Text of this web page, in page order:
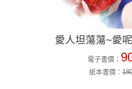
愛人坦蕩蕩~愛
電子書價：
紙本書價：